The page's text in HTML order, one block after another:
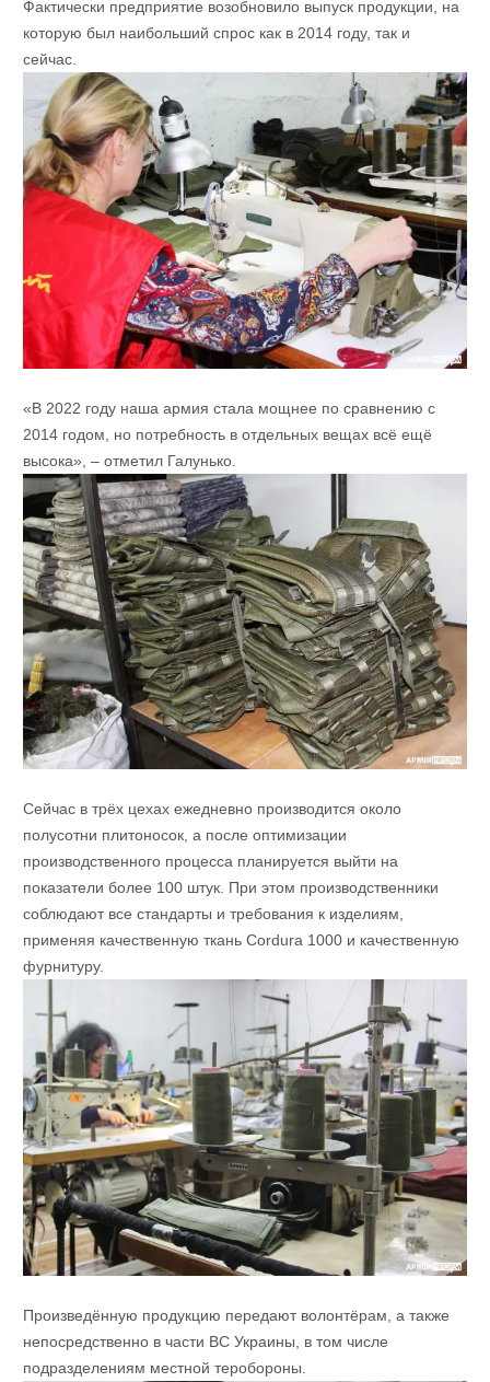
Фактически предприятие возобновило выпуск продукции, на
которую был наибольший спрос как в 2014 году, так и
сейчас.
«В 2022 году наша армия стала мощнее по сравнению с
2014 годом, но потребность в отдельных вещах всё ещё
высока», – отметил Галунько.
Сейчас в трёх цехах ежедневно производится около
полусотни плитоносок, а после оптимизации
производственного процесса планируется выйти на
показатели более 100 штук. При этом производственники
соблюдают все стандарты и требования к изделиям,
применяя качественную ткань Cordura 1000 и качественную
фурнитуру.
Произведённую продукцию передают волонтёрам, а также
непосредственно в части ВС Украины, в том числе
подразделениям местной теробороны.